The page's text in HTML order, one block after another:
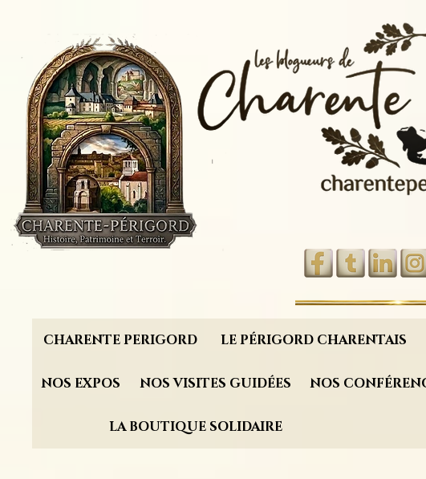
CHARENTE PERIGORD LE PÉRIGORD CHARENTAIS
NOS EXPOS NOS VISITES GUIDÉES NOS
LA BOUTIQUE SOLIDAIRE